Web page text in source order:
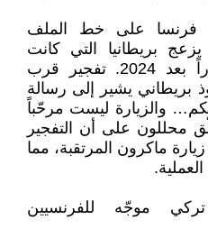
فرنسا على خط الملف
بريطانيا التي كانت
اللاعب الغربي الأكثر حضوراً بعد 2024. تفجير قرب
بريطاني يشير إلى رسالة
والزيارة ليست مرحّباً
محللون على أن التفجير
ماكرون المرتقبة، مما
تركي موجّه للفرنسيين